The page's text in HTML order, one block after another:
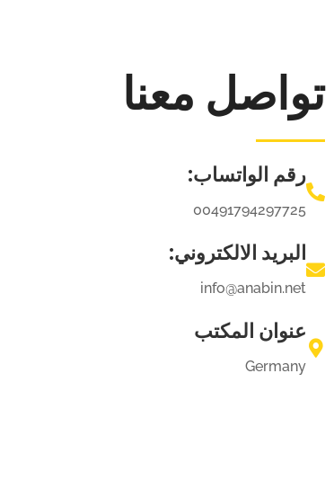
تواصل معنا
رقم الواتساب:
00491794297725
البريد الالكتروني:
info@anabin.net
عنوان المكتب
Germany